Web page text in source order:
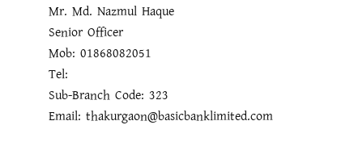
Mr. Md. Nazmul Haque
Senior Officer
Mob: 01868082051
Tel:
Sub-Branch Code: 323
Email: thakurgaon@basicbanklimited.com